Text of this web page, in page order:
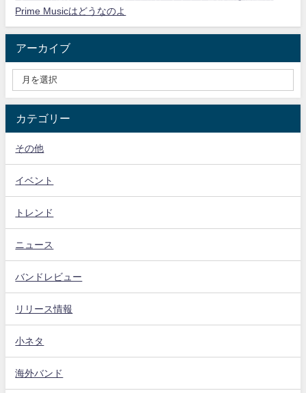
Prime Musicはどうなのよ
アーカイブ
カテゴリー
その他
イベント
トレンド
ニュース
バンドレビュー
リリース情報
小ネタ
海外バンド